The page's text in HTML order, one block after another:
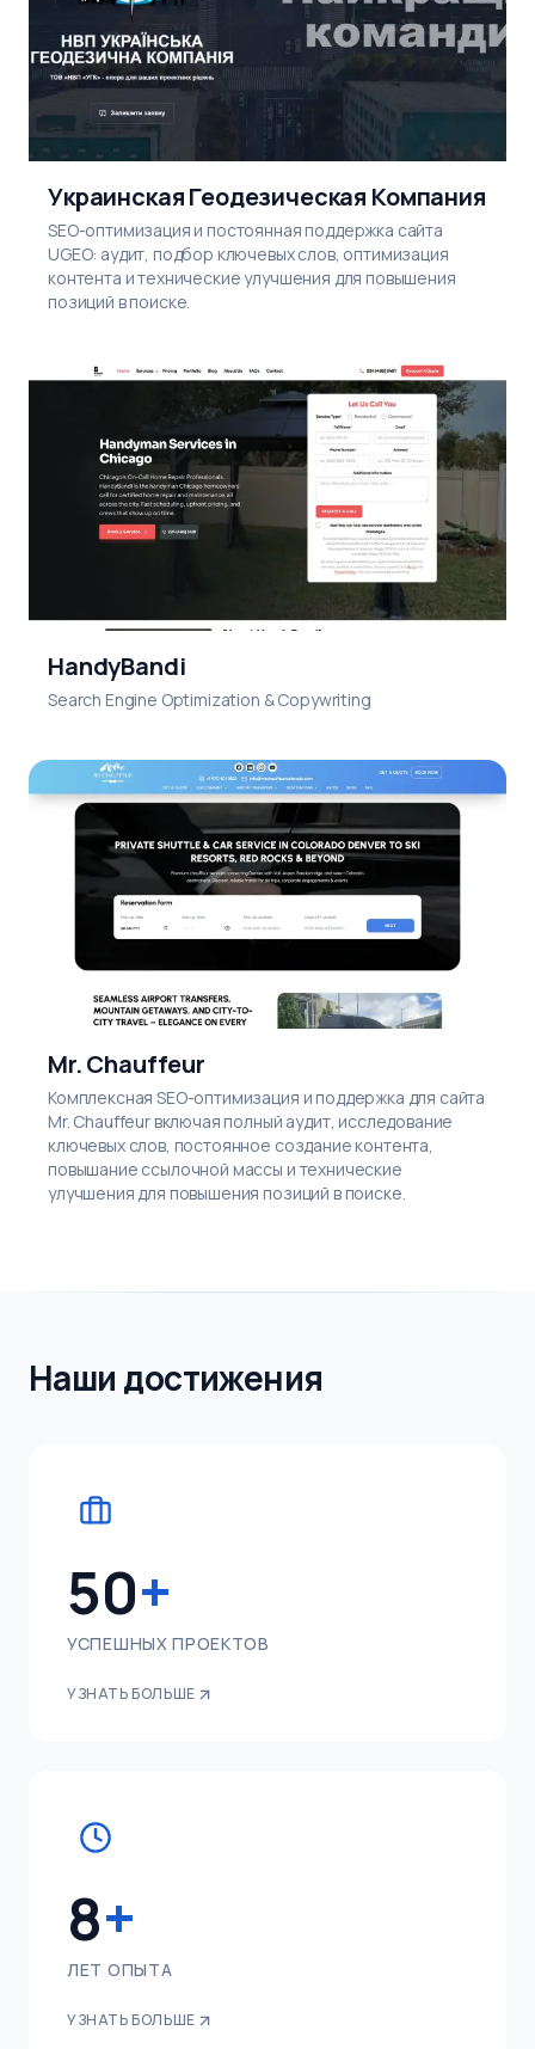
Украинская Геодезическая Компания
SEO-оптимизация и постоянная поддержка сайта
UGEO: аудит, подбор ключевых слов, оптимизация
контента и технические улучшения для повышения
позиций в поиске.
HandyBandi
Search Engine Optimization & Copywriting
Mr. Chauffeur
Комплексная SEO-оптимизация и поддержка для сайта
Mr. Chauffeur включая полный аудит, исследование
ключевых слов, постоянное создание контента,
повышание ссылочной массы и технические
улучшения для повышения позиций в поиске.
Наши достижения
50+
УСПЕШНЫХ ПРОЕКТОВ
УЗНАТЬ БОЛЬШЕ
8+
ЛЕТ ОПЫТА
УЗНАТЬ БОЛЬШЕ